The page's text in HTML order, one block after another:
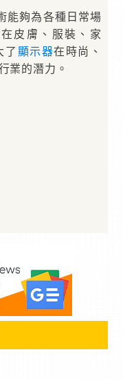
能夠為各種日常場
皮膚、服裝、家
了 顯示器在時尚、
業的潛力。